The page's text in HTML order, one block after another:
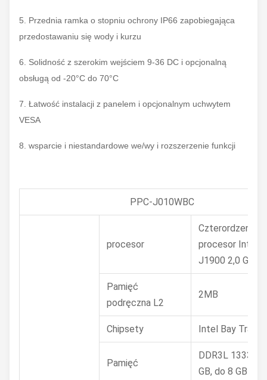
5. Przednia ramka o stopniu ochrony IP66 zapobiegająca
przedostawaniu się wody i kurzu
6. Solidność z szerokim wejściem 9-36 DC i opcjonalną
obsługą od -20°C do 70°C
7. Łatwość instalacji z panelem i opcjonalnym uchwytem
VESA
8. wsparcie i niestandardowe we/wy i rozszerzenie funkcji
PPC-J010WBC
procesor
procesor Intel
J1900 2,0 GHz
Pamięć
podręczna L2
2MB
Chipsety Intel Bay Trail
Pamięć
DDR3L 1333
GB, do 8 GB